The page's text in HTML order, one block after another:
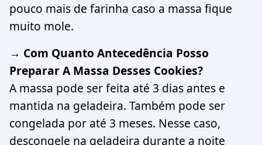
pouco mais de farinha caso a massa fique
muito mole.
→ Com Quanto Antecedência Posso
Preparar A Massa Desses Cookies?
A massa pode ser feita até 3 dias antes e
mantida na geladeira. Também pode ser
congelada por até 3 meses. Nesse caso,
descongele na geladeira durante a noite